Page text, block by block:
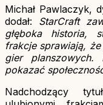
Michał Pawlaczyk,
dodał: StarCraft
głęboka historia,
frakcje sprawiają,
gier
pokazać
Nadchodzący